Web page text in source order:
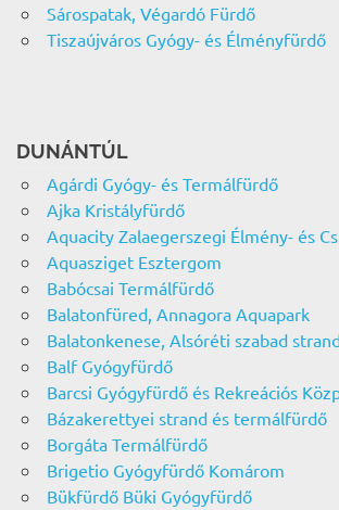
Sárospatak, Végardó Fürdő
Tiszaújváros Gyógy- és Élményfürdő
DUNÁNTÚL
Agárdi Gyógy- és Termálfürdő
Ajka Kristályfürdő
Aquacity Zalaegerszegi Élmény- és
Aquasziget Esztergom
Babócsai Termálfürdő
Balatonfüred, Annagora Aquapark
Balatonkenese, Alsóréti szabad
Balf Gyógyfürdő
Barcsi Gyógyfürdő és Rekreációs
Bázakerettyei strand és termálfürdő
Borgáta Termálfürdő
Brigetio Gyógyfürdő Komárom
Bükfürdő Büki Gyógyfürdő